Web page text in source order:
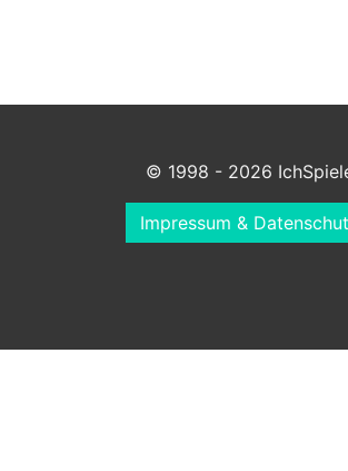
© 1998 - 2026
Impressum &